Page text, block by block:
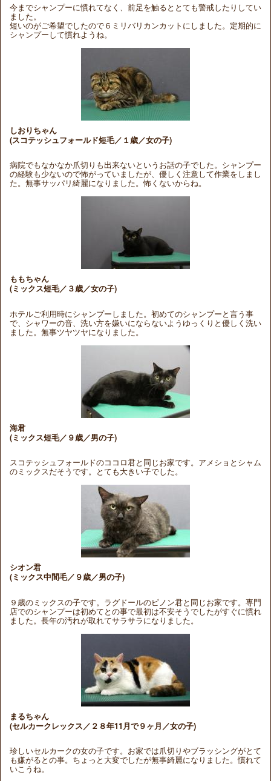
今までシャンプーに慣れてなく、前足を触るととても警戒したりしてい
ました。
短いのがご希望でしたので６ミリバリカンカットにしました。定期的に
シャンプーして慣れようね。
しおりちゃん
(スコテッシュフォールド短毛／１歳／女の子)
病院でもなかなか爪切りも出来ないというお話の子でした。シャンプー
の経験も少ないので怖がっていましたが、優しく注意して作業をしまし
た。無事サッパリ綺麗になりました。怖くないからね。
ももちゃん
(ミックス短毛／３歳／女の子)
ホテルご利用時にシャンプーしました。初めてのシャンプーと言う事
で、シャワーの音、洗い方を嫌いにならないようゆっくりと優しく洗い
ました。無事ツヤツヤになりました。
海君
(ミックス短毛／９歳／男の子)
スコテッシュフォールドのココロ君と同じお家です。アメショとシャム
のミックスだそうです。とても大きい子でした。
シオン君
(ミックス中間毛／９歳／男の子)
９歳のミックスの子です。ラグドールのピノン君と同じお家です。専門
店でのシャンプーは初めてとの事で最初は不安そうでしたがすぐに慣れ
ました。長年の汚れが取れてサラサラになりました。
まるちゃん
(セルカークレックス／２８年11月で９ヶ月／女の子)
珍しいセルカークの女の子です。お家では爪切りやブラッシングがとて
も嫌がるとの事。ちょっと大変でしたが無事綺麗になりました。慣れて
いこうね。